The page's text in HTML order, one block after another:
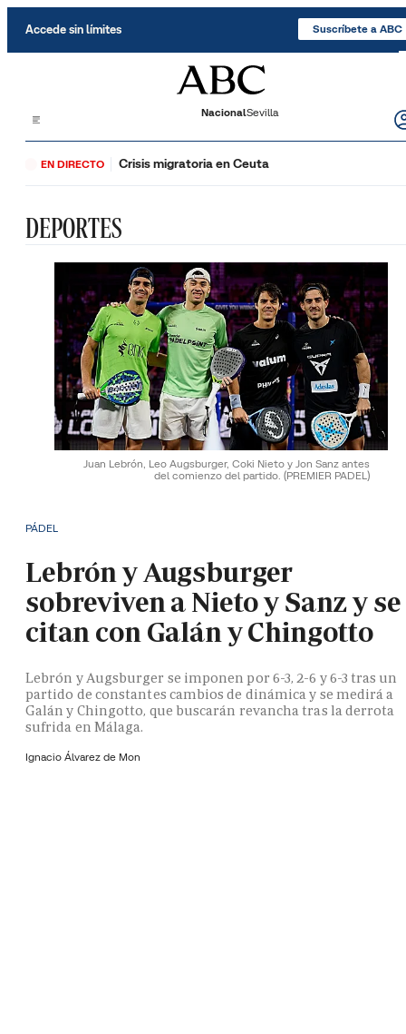
Accede sin límites Suscríbete a ABC
NacionalSevilla
EN DIRECTO Crisis migratoria en Ceuta
DEPORTES
Juan Lebrón, Leo Augsburger, Coki Nieto y Jon Sanz antes
del comienzo del partido. (PREMIER PADEL)
PÁDEL
Lebrón y Augsburger
sobreviven a Nieto y Sanz y se
citan con Galán y Chingotto
Lebrón y Augsburger se imponen por 6-3, 2-6 y 6-3 tras un
partido de constantes cambios de dinámica y se medirá a
Galán y Chingotto, que buscarán revancha tras la derrota
sufrida en Málaga.
Ignacio Álvarez de Mon